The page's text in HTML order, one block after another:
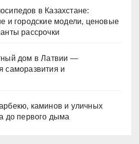
в Казахстане:
и городские модели, ценовые
рассрочки
дом в Латвии —
саморазвития и
каминов и уличных
до первого дыма